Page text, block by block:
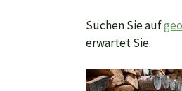
Suchen Sie auf
erwartet Sie.